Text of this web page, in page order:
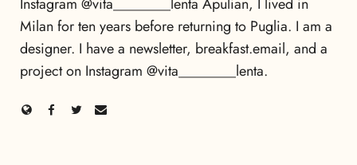
Instagram @vita________lenta Apulian, I lived in
Milan for ten years before returning to Puglia. I am a
designer. I have a newsletter, breakfast.email, and a
project on Instagram @vita________lenta.